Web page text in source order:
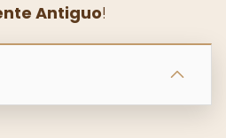
Antiguo!